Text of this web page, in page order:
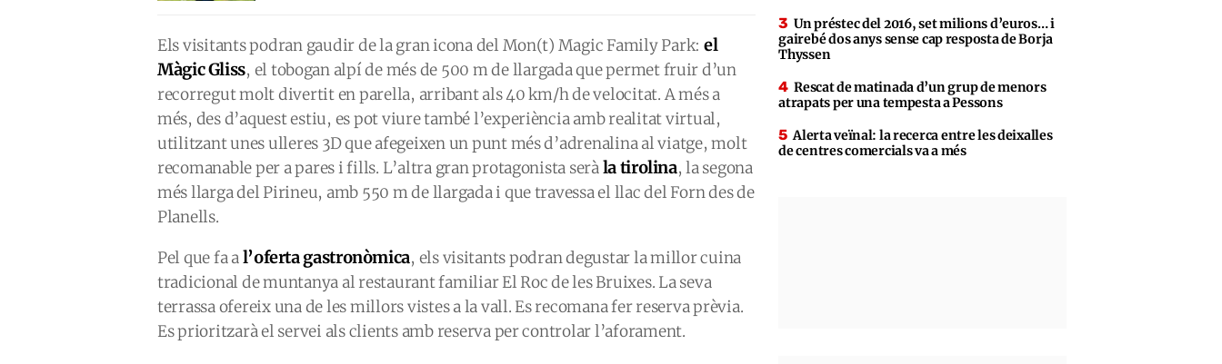
Els visitants podran gaudir de la gran icona del Mon(t) Magic Family Park: el
Màgic Gliss, el tobogan alpí de més de 500 m de llargada que permet fruir d’un
recorregut molt divertit en parella, arribant als 40 km/h de velocitat. A més a
més, des d’aquest estiu, es pot viure també l’experiència amb realitat virtual,
utilitzant unes ulleres 3D que afegeixen un punt més d’adrenalina al viatge, molt
recomanable per a pares i fills. L’altra gran protagonista seràla tirolina, la segona
més llarga del Pirineu, amb 550 m de llargada i que travessa el llac del Forn des de
Planells.
Pel que fa al’oferta gastronòmica, els visitants podran degustar la millor cuina
tradicional de muntanya al restaurant familiar El Roc de les Bruixes. La seva
terrassa ofereix una de les millors vistes a la vall. Es recomana fer reserva prèvia.
Es prioritzarà el servei als clients amb reserva per controlar l’aforament.
Un préstec del 2016, set milions d’euros… i
gairebé dos anys sense cap resposta de Borja
Thyssen
Rescat de matinada d’un grup de menors
atrapats per una tempesta a Pessons
Alerta veïnal: la recerca entre les deixalles
de centres comercials va a més